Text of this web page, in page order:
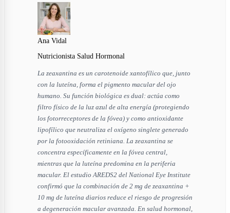
Ana Vidal
Nutricionista Salud Hormonal
La zeaxantina es un carotenoide xantofílico que, junto
con la luteína, forma el pigmento macular del ojo
humano. Su función biológica es dual: actúa como
filtro físico de la luz azul de alta energía (protegiendo
los fotorreceptores de la fóvea) y como antioxidante
lipofílico que neutraliza el oxígeno singlete generado
por la fotooxidación retiniana. La zeaxantina se
concentra específicamente en la fóvea central,
mientras que la luteína predomina en la periferia
macular. El estudio AREDS2 del National Eye Institute
confirmó que la combinación de 2 mg de zeaxantina +
10 mg de luteína diarios reduce el riesgo de progresión
a degeneración macular avanzada. En salud hormonal,